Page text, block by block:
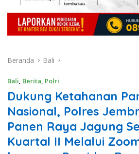
Beranda Bali
Bali, Berita, Polri
Dukung Ketahanan
Nasional, Polres
Panen Raya Jagung
Kuartal II Melalui